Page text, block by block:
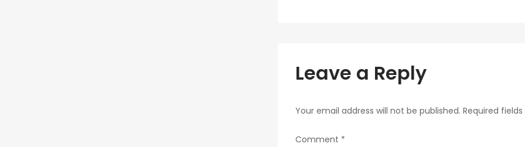
Leave a Reply
Your email address will not be published. Required
Comment *